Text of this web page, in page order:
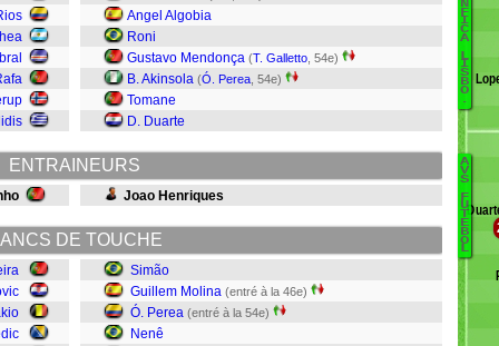
Angel Algobia
Roni
Gustavo Mendonça (T. Galletto , 54e)
B. Akinsola (Ó. Perea , 54e)
Tomane
D. Duarte
ENTRAINEURS
Joao Henriques
DE TOUCHE
Simão
Guillem Molina (entré à la 46e)
Ó. Perea (entré à la 54e)
Nenê
N
F
I
C
A
L
I
S
B
O
.
A
V
S
F
U
T
E
B
O
L